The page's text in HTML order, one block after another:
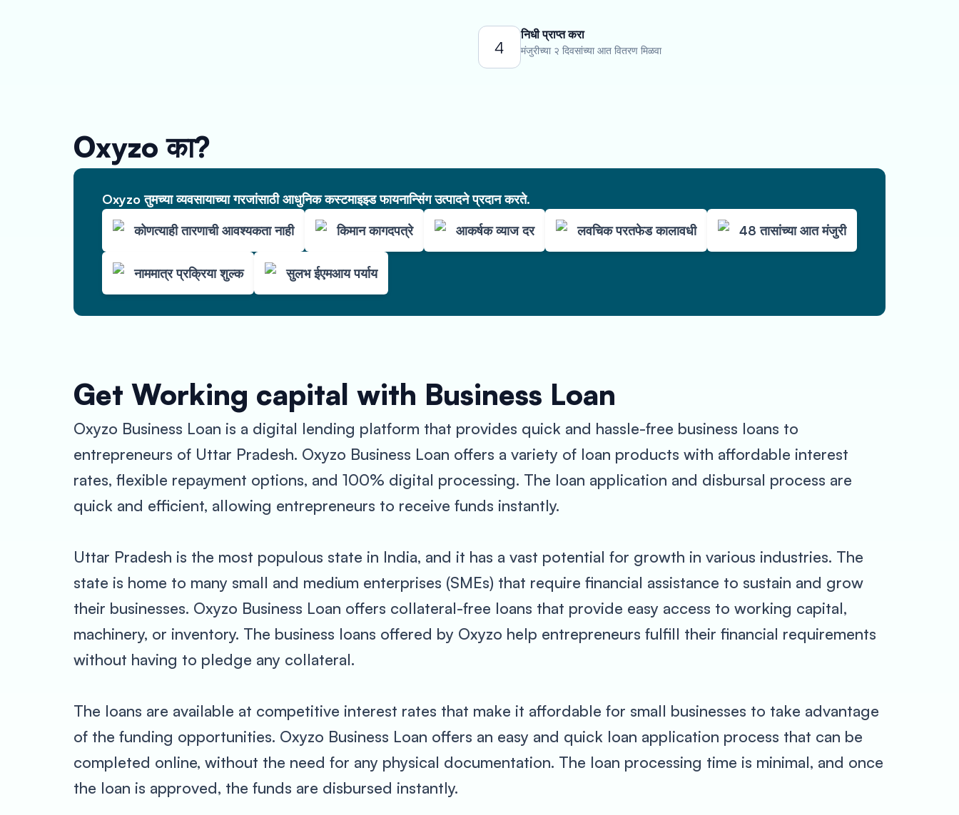
4
निधी प्राप्त करा
मंजुरीच्या २ दिवसांच्या आत वितरण मिळवा
Oxyzo का?
Oxyzo तुमच्या व्यवसायाच्या गरजांसाठी आधुनिक कस्टमाइझ्ड फायनान्सिंग उत्पादने प्रदान करते.
कोणत्याही तारणाची आवश्यकता नाही
किमान कागदपत्रे आकर्षक व्याज दर लवचिक परतफेड कालावधी 48 तासांच्या आत मंजुरी
नाममात्र प्रक्रिया शुल्क सुलभ ईएमआय पर्याय
Get Working capital with Business Loan
Oxyzo Business Loan is a digital lending platform that provides quick and hassle-free business loans to
entrepreneurs of Uttar Pradesh. Oxyzo Business Loan offers a variety of loan products with affordable interest
rates, flexible repayment options, and 100% digital processing. The loan application and disbursal process are
quick and efficient, allowing entrepreneurs to receive funds instantly.
Uttar Pradesh is the most populous state in India, and it has a vast potential for growth in various industries. The
state is home to many small and medium enterprises (SMEs) that require financial assistance to sustain and grow
their businesses. Oxyzo Business Loan offers collateral-free loans that provide easy access to working capital,
machinery, or inventory. The business loans offered by Oxyzo help entrepreneurs fulfill their financial requirements
without having to pledge any collateral.
The loans are available at competitive interest rates that make it affordable for small businesses to take advantage
of the funding opportunities. Oxyzo Business Loan offers an easy and quick loan application process that can be
completed online, without the need for any physical documentation. The loan processing time is minimal, and once
the loan is approved, the funds are disbursed instantly.